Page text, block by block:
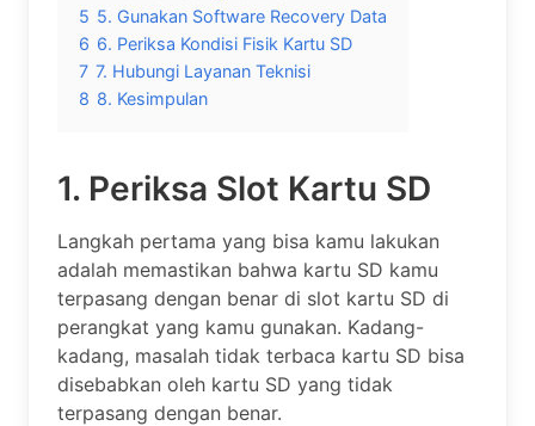
5 5. Gunakan Software Recovery Data
6 6. Periksa Kondisi Fisik Kartu SD
7 7. Hubungi Layanan Teknisi
8 8. Kesimpulan
1. Periksa Slot Kartu SD
Langkah pertama yang bisa kamu lakukan
adalah memastikan bahwa kartu SD kamu
terpasang dengan benar di slot kartu SD di
perangkat yang kamu gunakan. Kadang-
kadang, masalah tidak terbaca kartu SD bisa
disebabkan oleh kartu SD yang tidak
terpasang dengan benar.